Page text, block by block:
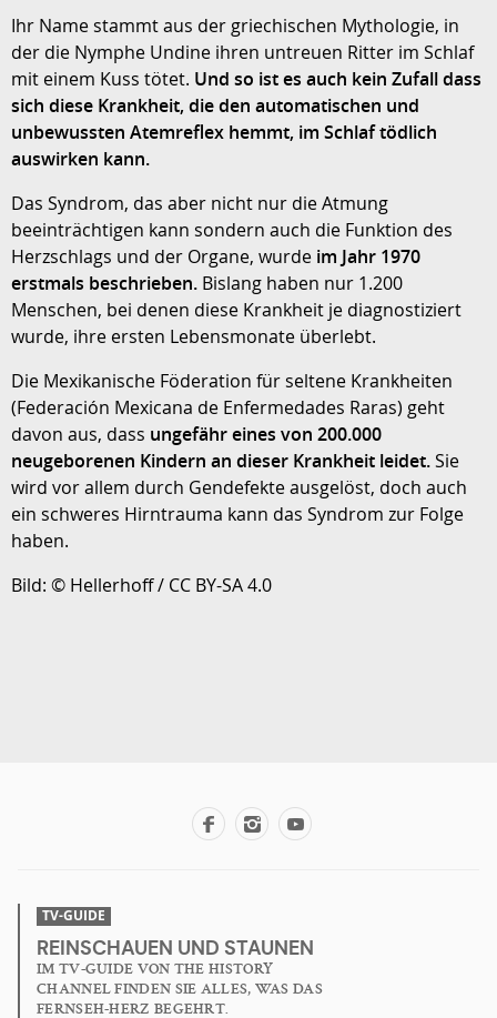
Ihr Name stammt aus der griechischen Mythologie, in
der die Nymphe Undine ihren untreuen Ritter im Schlaf
mit einem Kuss tötet. Und so ist es auch kein Zufall dass
sich diese Krankheit, die den automatischen und
unbewussten Atemreflex hemmt, im Schlaf tödlich
auswirken kann.
Das Syndrom, das aber nicht nur die Atmung
beeinträchtigen kann sondern auch die Funktion des
Herzschlags und der Organe, wurde im Jahr 1970
erstmals beschrieben. Bislang haben nur 1.200
Menschen, bei denen diese Krankheit je diagnostiziert
wurde, ihre ersten Lebensmonate überlebt.
Die Mexikanische Föderation für seltene Krankheiten
(Federación Mexicana de Enfermedades Raras) geht
davon aus, dass ungefähr eines von 200.000
neugeborenen Kindern an dieser Krankheit leidet.Sie
wird vor allem durch Gendefekte ausgelöst, doch auch
ein schweres Hirntrauma kann das Syndrom zur Folge
haben.
Bild: © Hellerhoff / CC BY-SA 4.0
TV-GUIDE
REINSCHAUEN UND STAUNEN
IM TV-GUIDE VON THE HISTORY
CHANNEL FINDEN SIE ALLES, WAS DAS
FERNSEH-HERZ BEGEHRT.